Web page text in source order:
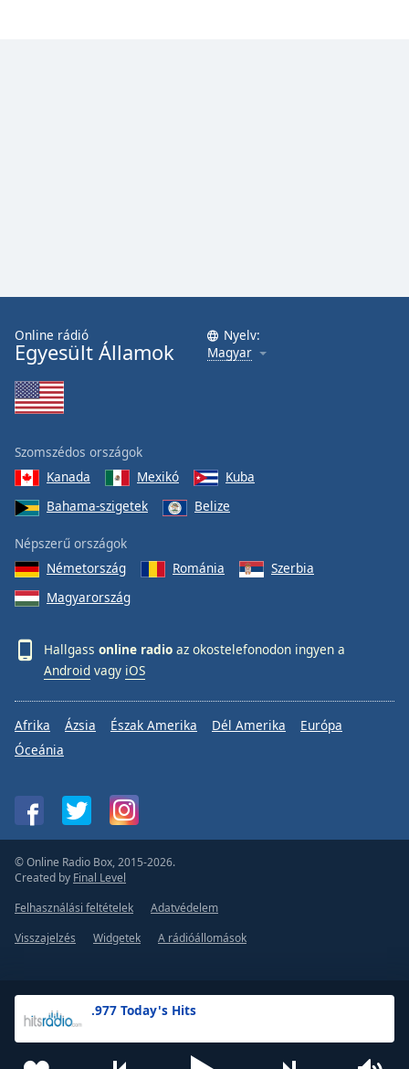
.977 Today's Hits
Online rádió
Egyesült Államok
Nyelv:
Magyar
Szomszédos országok
Kanada
Mexikó
Kuba
Bahama-szigetek
Belize
Népszerű országok
Németország
Románia
Szerbia
Magyarország
Hallgass online radio az okostelefonodon ingyen a
Android vagy iOS
Afrika Ázsia Észak Amerika Dél Amerika
Európa
Óceánia
© Online Radio Box, 2015-2026.
Created by Final Level
Felhasználási feltételek
Adatvédelem
Visszajelzés
Widgetek A rádióállomások